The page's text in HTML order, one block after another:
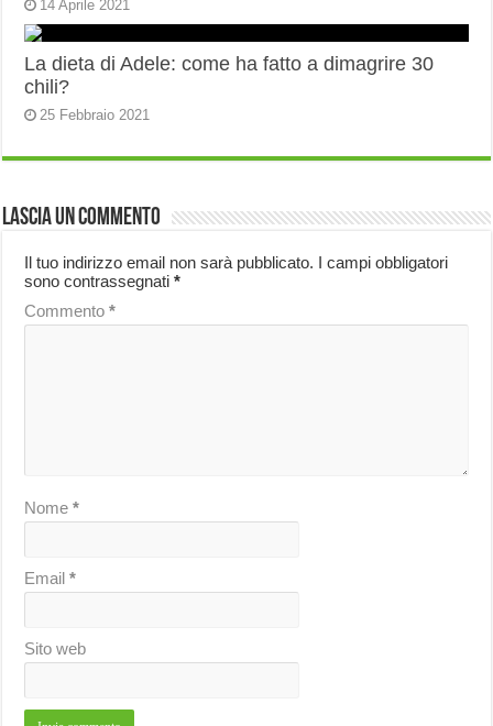
14 Aprile 2021
La dieta di Adele: come ha fatto a dimagrire 30
chili?
25 Febbraio 2021
Lascia un commento
Il tuo indirizzo email non sarà pubblicato. I campi obbligatori
sono contrassegnati*
Commento*
Nome*
Email*
Sito web